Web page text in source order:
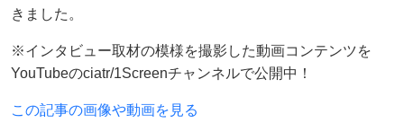
きました。
※インタビュー取材の模様を撮影した動画コンテンツを
YouTubeのciatr/1Screenチャンネルで公開中！
この記事の画像や動画を見る